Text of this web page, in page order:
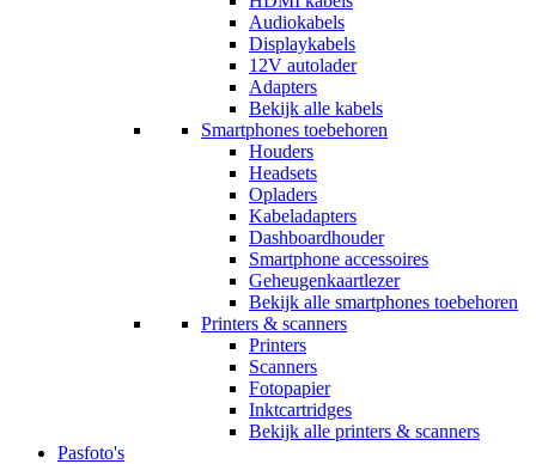
Audiokabels
Displaykabels
12V autolader
Adapters
Bekijk alle kabels
Smartphones toebehoren
Houders
Headsets
Opladers
Kabeladapters
Dashboardhouder
Smartphone accessoires
Geheugenkaartlezer
Bekijk alle smartphones toebehoren
Printers & scanners
Printers
Scanners
Fotopapier
Inktcartridges
Bekijk alle printers & scanners
Pasfoto's